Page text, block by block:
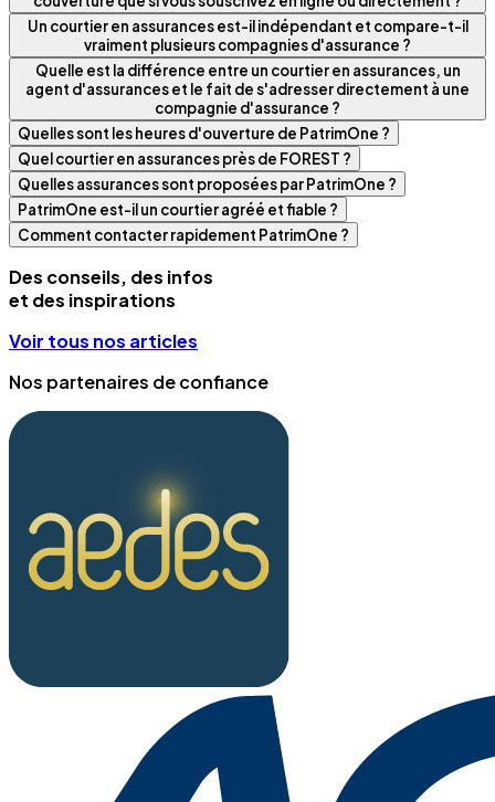
Un courtier en assurances est-il indépendant et compare-t-il
vraiment plusieurs compagnies d'assurance ?
Quelle est la différence entre un courtier en assurances, un
agent d'assurances et le fait de s'adresser directement à une
compagnie d'assurance ?
Quelles sont les heures d'ouverture de PatrimOne ?
Quel courtier en assurances près de FOREST ?
Quelles assurances sont proposées par PatrimOne ?
PatrimOne est-il un courtier agréé et fiable ?
Comment contacter rapidement PatrimOne ?
Des conseils, des infos
et des inspirations
Voir tous nos articles
Nos partenaires de confiance